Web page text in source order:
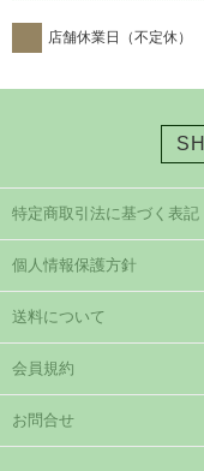
店舗休業日（不定休）
特定商取引法に基づく表記
個人情報保護方針
送料について
会員規約
お問合せ